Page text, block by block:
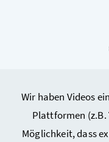
Wir haben Videos
Plattformen (z.B.
Möglichkeit, dass